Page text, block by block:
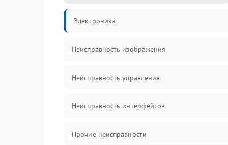
Электроника
Неисправность изображения
Неисправность управления
Неисправность интерфейсов
Прочие неисправности